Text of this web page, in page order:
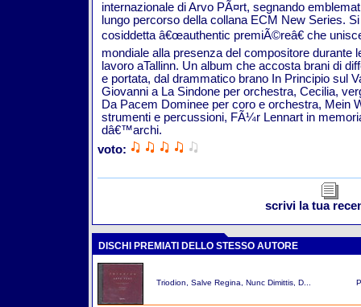
internazionale di Arvo PÃ¤rt, segnando
lungo percorso della collana ECM New Series.
cosiddetta â€œauthentic premiÃ©reâ€ che
mondiale alla presenza del compositore durante
lavoro aTallinn. Un album che accosta brani di
e portata, dal drammatico brano In Principio sul
Giovanni a La Sindone per orchestra, Cecilia,
Da Pacem Dominee per coro e orchestra, Mein
strumenti e percussioni, FÃ¼r Lennart in
dâ€™archi.
voto:
scrivi la tua
DISCHI PREMIATI DELLO STESSO AUTORE
Triodion, Salve Regina, Nunc Dimittis, D...